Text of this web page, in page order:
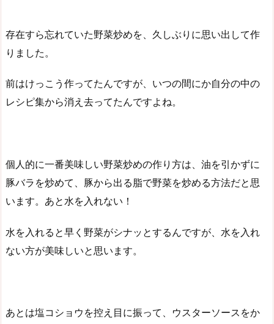
存在すら忘れていた野菜炒めを、久しぶりに思い出して作
りました。
前はけっこう作ってたんですが、いつの間にか自分の中の
レシピ集から消え去ってたんですよね。
個人的に一番美味しい野菜炒めの作り方は、油を引かずに
豚バラを炒めて、豚から出る脂で野菜を炒める方法だと思
います。あと水を入れない！
水を入れると早く野菜がシナッとするんですが、水を入れ
ない方が美味しいと思います。
あとは塩コショウを控え目に振って、ウスターソースをか